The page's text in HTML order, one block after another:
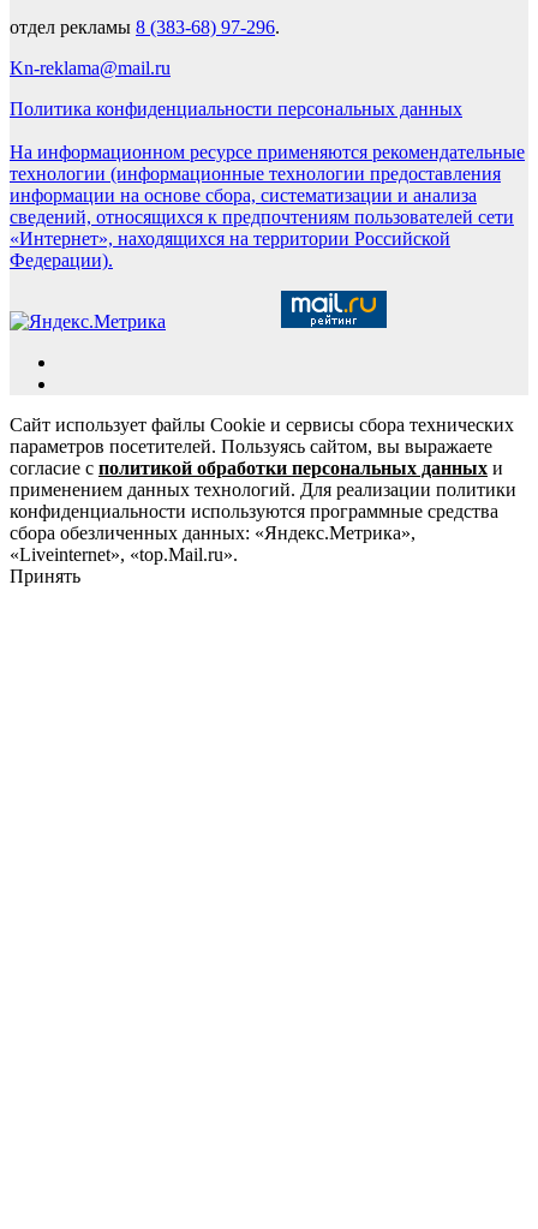
отдел рекламы 8 (383-68) 97-296.
Kn-reklama@mail.ru
Политика конфиденциальности персональных данных
На информационном ресурсе применяются рекомендательные
технологии (информационные технологии предоставления
информации на основе сбора, систематизации и анализа
сведений, относящихся к предпочтениям пользователей сети
«Интернет», находящихся на территории Российской
Федерации).
Сайт использует файлы Cookie и сервисы сбора технических
параметров посетителей. Пользуясь сайтом, вы выражаете
согласие с политикой обработки персональных данных и
применением данных технологий. Для реализации политики
конфиденциальности используются программные средства
сбора обезличенных данных: «Яндекс.Метрика»,
«Liveinternet», «top.Mail.ru».
Принять